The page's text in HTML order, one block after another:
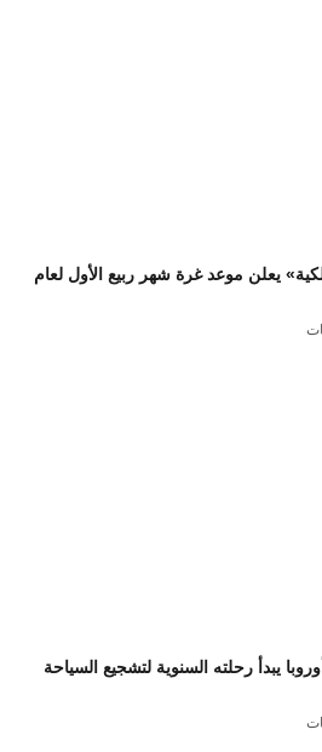
يعلن موعد غرة شهر ربيع الأول لعام
يبدأ رحلته السنوية لتشجيع السياحة